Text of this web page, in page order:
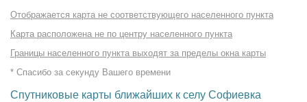
Отображается карта не соответствующего населенного пункта
Карта расположена не по центру населенного пункта
Границы населенного пункта выходят за пределы окна карты
* Спасибо за секунду Вашего времени
Спутниковые карты ближайших к селу Софиевка